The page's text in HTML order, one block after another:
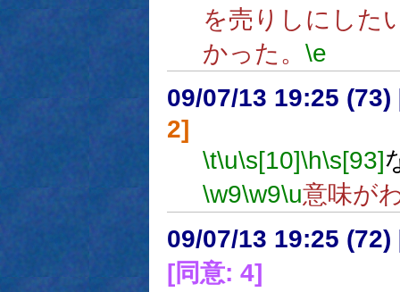
を売りしにした
かった。 \e
09/07/13 19:25 (73)
2]
\t\u\s[10]\h\s[93]
\w9\w9\u意味が
09/07/13 19:25 (72)
[同意: 4]